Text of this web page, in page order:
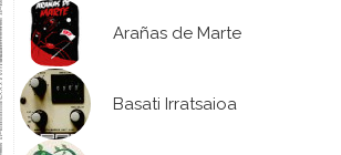
Arañas de Marte
Basati Irratsaioa